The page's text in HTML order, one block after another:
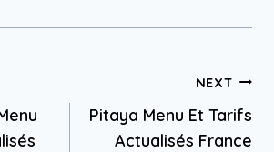
NEXT
Pitaya Menu Et Tarifs
Actualisés France